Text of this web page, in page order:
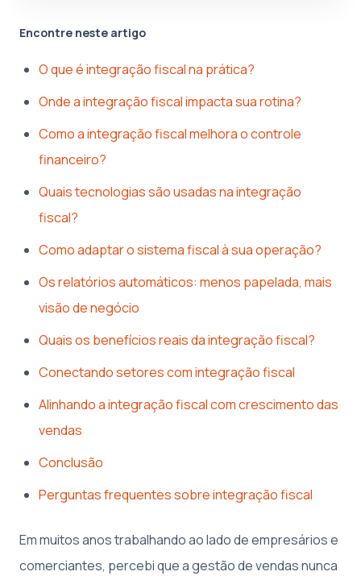
Encontre neste artigo
O que é integração fiscal na prática?
Onde a integração fiscal impacta sua rotina?
Como a integração fiscal melhora o controle
financeiro?
Quais tecnologias são usadas na integração
fiscal?
Como adaptar o sistema fiscal à sua operação?
Os relatórios automáticos: menos papelada, mais
visão de negócio
Quais os benefícios reais da integração fiscal?
Conectando setores com integração fiscal
Alinhando a integração fiscal com crescimento das
vendas
Conclusão
Perguntas frequentes sobre integração fiscal
Em muitos anos trabalhando ao lado de empresários e
comerciantes, percebi que a gestão de vendas nunca